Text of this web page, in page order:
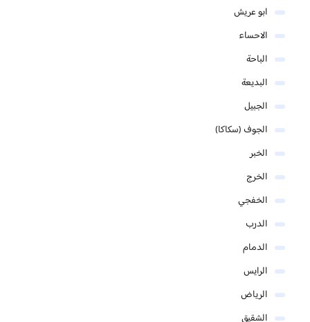
ابو عريش
الاحساء
الباحة
البديعة
الجبيل
الجوف (سكاكا)
الخبر
الخرج
الخفجي
الدرب
الدمام
الرايس
الرياض
الشقيق